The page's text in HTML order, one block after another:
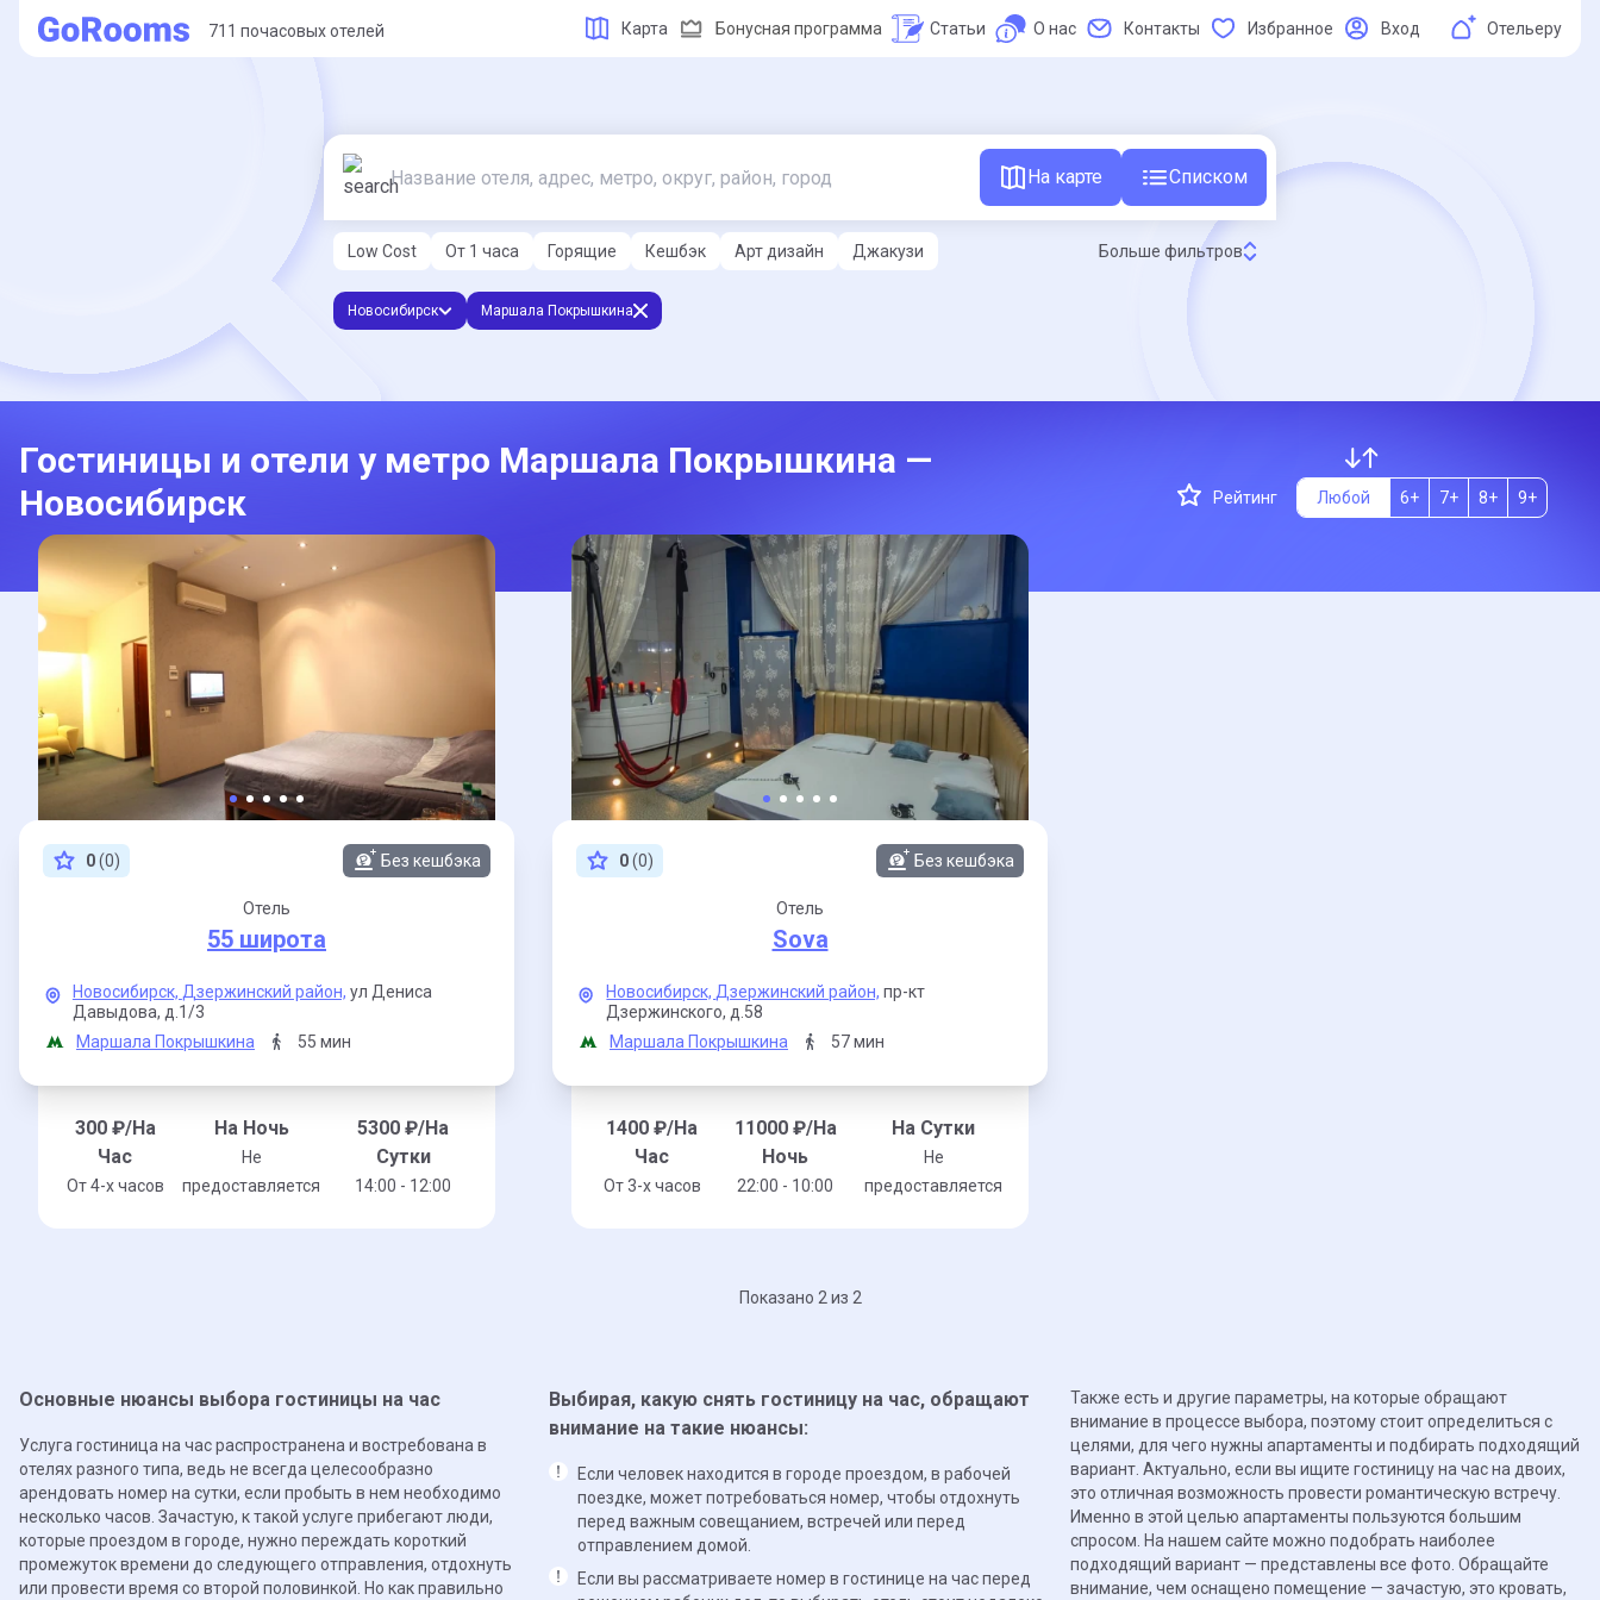
711 почасовых отелей Карта Бонусная программа Статьи О нас Контакты Избранное Вход Отельеру
На карте Списком
Low Cost От 1 часа Горящие Кешбэк Арт дизайн Джакузи Больше фильтров
Новосибирск Маршала Покрышкина
Гостиницы и отели у метро Маршала Покрышкина —
Новосибирск
Рейтинг Любой 6+ 7+ 8+ 9+
0(0) Без кешбэка
Отель
55 широта
Новосибирск, Дзержинский район, ул Дениса
Давыдова, д.1/3
Маршала Покрышкина
55 мин
300₽/На
Час
От 4-x часов
На Ночь
Не
предоставляется
5300 ₽/На
Сутки
14:00 - 12:00
0(0) Без кешбэка
Отель
Sova
Новосибирск, Дзержинский район, пр-кт
Дзержинского, д.58
Маршала Покрышкина
57 мин
1400 ₽/На
Час
От 3-x часов
11000₽/На
Ночь
22:00 - 10:00
На Сутки
Не
предоставляется
Показано 2 из 2
Основные нюансы выбора гостиницы на час
Услуга гостиница на час распространена и востребована в
отелях разного типа, ведь не всегда целесообразно
арендовать номер на сутки, если пробыть в нем необходимо
несколько часов. Зачастую, к такой услуге прибегают люди,
которые проездом в городе, нужно переждать короткий
промежуток времени до следующего отправления, отдохнуть
или провести время со второй половинкой. Но как правильно
Выбирая, какую снять гостиницу на час, обращают
внимание на такие нюансы:
Если человек находится в городе проездом, в рабочей
поездке, может потребоваться номер, чтобы отдохнуть
перед важным совещанием, встречей или перед
отправлением домой.
Если вы рассматриваете номер в гостинице на час перед
Также есть и другие параметры, на которые обращают
внимание в процессе выбора, поэтому стоит определиться с
целями, для чего нужны апартаменты и подбирать подходящий
вариант. Актуально, если вы ищите гостиницу на час на двоих,
это отличная возможность провести романтическую встречу.
Именно в этой целью апартаменты пользуются большим
спросом. На нашем сайте можно подобрать наиболее
подходящий вариант — представлены все фото. Обращайте
внимание, чем оснащено помещение — зачастую, это кровать,